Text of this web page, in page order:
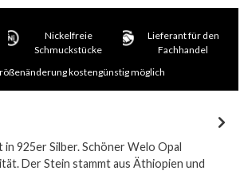
Nickelfreie
Schmuckstücke
Lieferant für den
Fachhandel
kostengünstig möglich
925er Silber. Schöner Welo Opal
Der Stein stammt aus Äthiopien und